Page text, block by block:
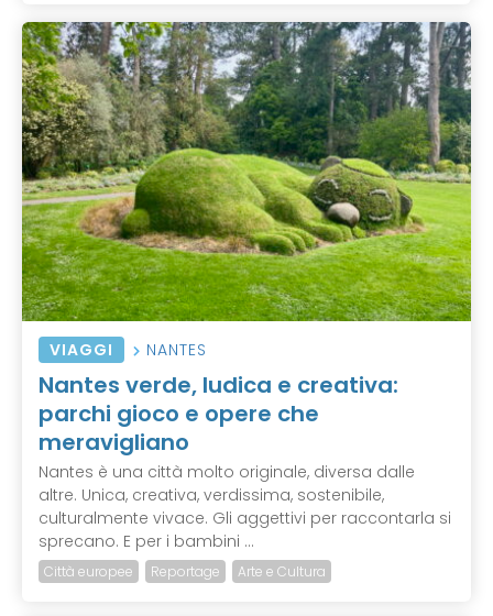
VIAGGI NANTES
Nantes verde, ludica e creativa:
parchi gioco e opere che
meravigliano
Nantes è una città molto originale, diversa dalle
altre. Unica, creativa, verdissima, sostenibile,
culturalmente vivace. Gli aggettivi per raccontarla si
sprecano. E per i bambini ...
Città europee Reportage Arte e Cultura